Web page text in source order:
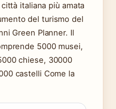
italiana più amata
del turismo del
Green Planner. Il
5000 musei,
chiese, 30000
castelli Come la